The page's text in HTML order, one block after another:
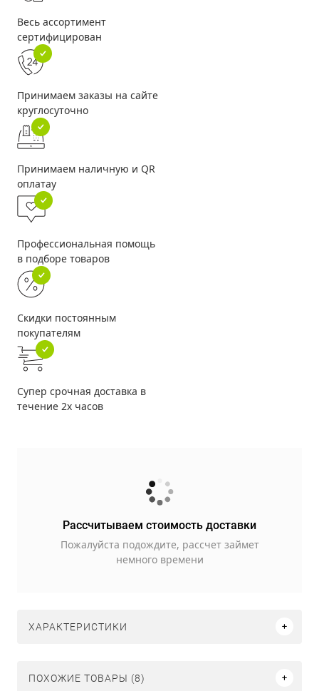
Весь ассортимент
сертифицирован
Принимаем заказы на сайте
круглосуточно
Принимаем наличную и QR
оплатау
Профессиональная помощь
в подборе товаров
Скидки постоянным
покупателям
Супер срочная доставка в
течение 2х часов
Рассчитываем стоимость доставки
Пожалуйста подождите, рассчет займет
немного времени
ХАРАКТЕРИСТИКИ
ПОХОЖИЕ ТОВАРЫ (8)